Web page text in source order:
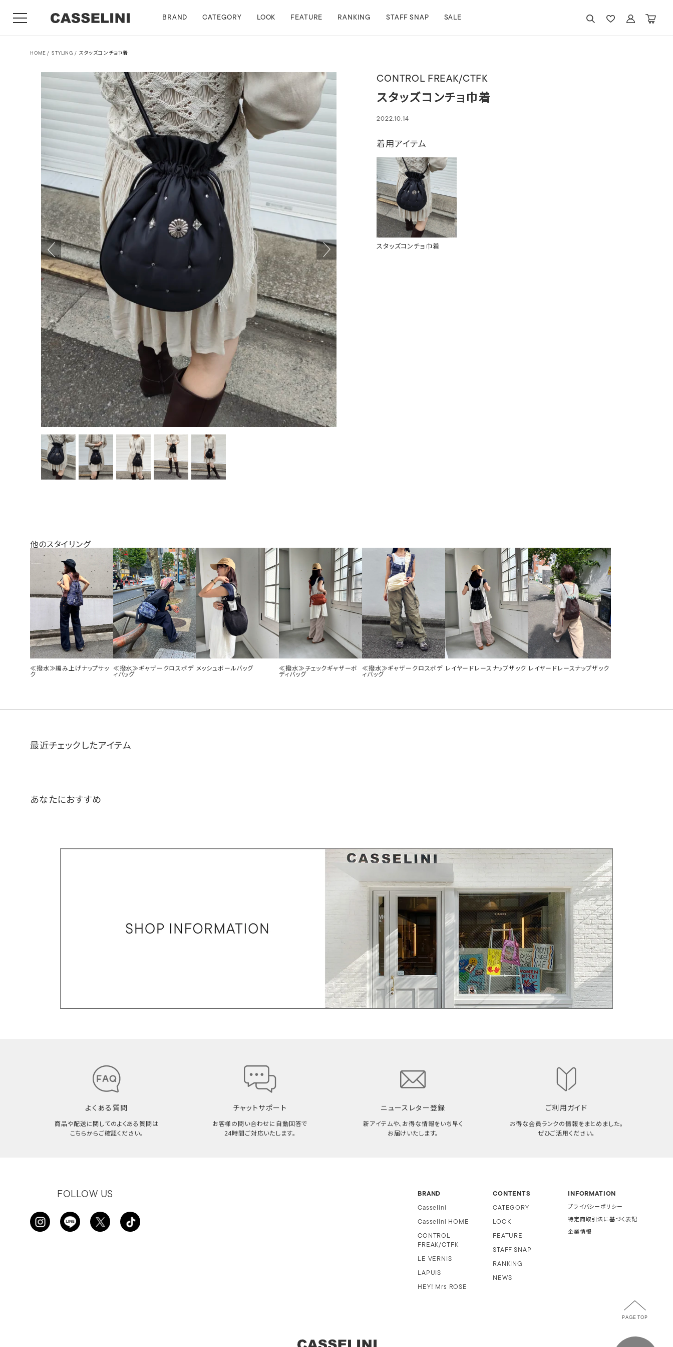
BRAND CATEGORY LOOK FEATURE RANKING STAFF SNAP SALE
HOME STYLING スタッズコンチョ巾着
CONTROL FREAK/CTFK
スタッズコンチョ巾着
2022.10.14
着用アイテム
スタッズコンチョ巾着
他のスタイリング
≪撥水≫編み上げナップサッ
ク
≪撥水≫ギャザークロスボデ
ィバッグ
メッシュボールバッグ
≪撥水≫チェックギャザーボ
ディバッグ
≪撥水≫ギャザークロスボデ
ィバッグ
レイヤードレースナップザック レイヤードレースナップザック
最近チェックしたアイテム
あなたにおすすめ
よくある質問
商品や配送に関してのよくある質問は
こちらからご確認ください。
チャットサポート
お客様の問い合わせに自動回答で
24時間ご対応いたします。
ニュースレター登録
新アイテムや、お得な情報をいち早く
お届けいたします。
ご利用ガイド
お得な会員ランクの情報をまとめました。
ぜひご活用ください。
FOLLOW US BRAND
Casselini
Casselini HOME
CONTROL
FREAK/CTFK
LE VERNIS
LAPUIS
HEY! Mrs ROSE
CONTENTS
CATEGORY
LOOK
FEATURE
STAFF SNAP
RANKING
NEWS
INFORMATION
プライバシーポリシー
特定商取引法に基づく表記
企業情報
PAGE TOP